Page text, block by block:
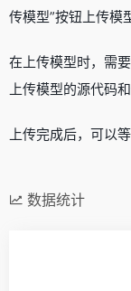
传模型”按钮上传模
在上传模型时，需
上传模型的源代码
上传完成后，可以
数据统计